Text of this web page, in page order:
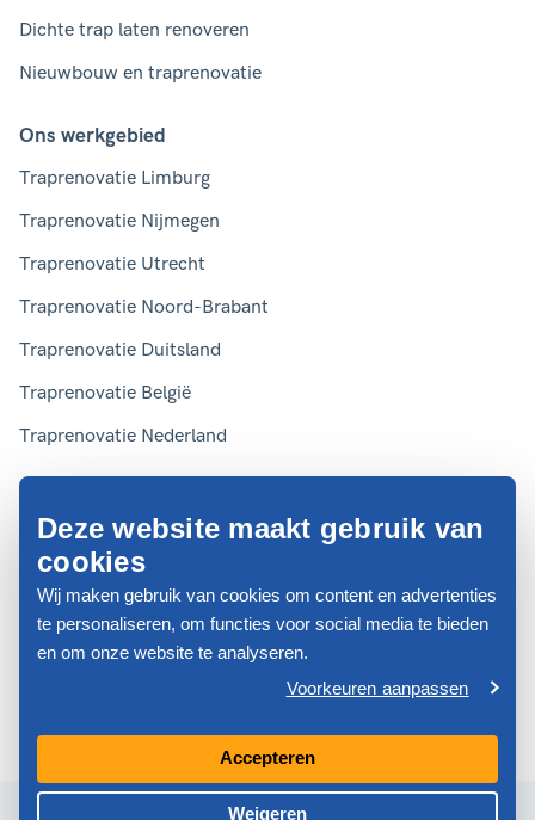
Deze website maakt gebruik van
cookies
Wij maken gebruik van cookies om content en advertenties
te personaliseren, om functies voor social media te bieden
en om onze website te analyseren.
Voorkeuren aanpassen
Accepteren
Weigeren
Dichte trap laten renoveren
Nieuwbouw en traprenovatie
Ons werkgebied
Traprenovatie Limburg
Traprenovatie Nijmegen
Traprenovatie Utrecht
Traprenovatie Noord-Brabant
Traprenovatie Duitsland
Traprenovatie België
Traprenovatie Nederland
Privacyverklaring
Disclaimer
Cookies
Website door Webreact